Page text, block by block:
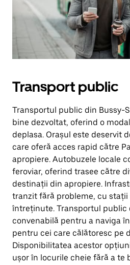
Transport public
Transportul public din Bussy-
bine dezvoltat, oferind o
deplasa. Orașul este deservit
care oferă acces rapid către
apropiere. Autobuzele locale
feroviar, oferind trasee către
destinații din apropiere.
tranzit fără probleme, cu stații
întreținute. Transportul public
convenabilă pentru a naviga
pentru cei care călătoresc pe
Disponibilitatea acestor
ușor în locurile cheie fără a te